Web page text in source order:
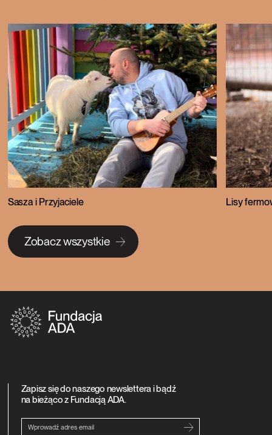
Sasza i Przyjaciele Lisy
Zobacz wszystkie
Zapisz się do naszego newslettera i bądź
na bieżąco z Fundacją ADA.
E-mail